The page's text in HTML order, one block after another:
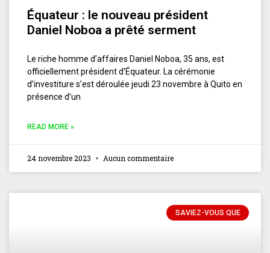
Équateur : le nouveau président
Daniel Noboa a prêté serment
Le riche homme d’affaires Daniel Noboa, 35 ans, est
officiellement président d’Équateur. La cérémonie
d’investiture s’est déroulée jeudi 23 novembre à Quito en
présence d’un
READ MORE »
24 novembre 2023 Aucun commentaire
SAVIEZ-VOUS QUE